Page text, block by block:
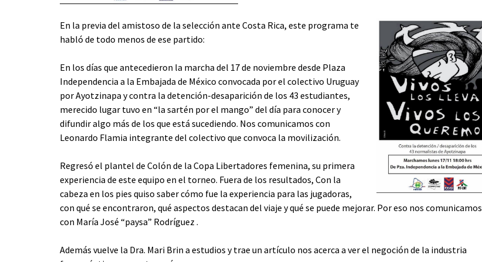
En la previa del amistoso de la selección ante Costa Rica, este programa te
habló de todo menos de ese partido:
En los días que antecedieron la marcha del 17 de noviembre desde Plaza
Independencia a la Embajada de México convocada por el colectivo Uruguay
por Ayotzinapa y contra la detención-desaparición de los 43 estudiantes,
merecido lugar tuvo en “la sartén por el mango” del día para conocer y
difundir algo más de los que está sucediendo. Nos comunicamos con
Leonardo Flamia integrante del colectivo que convoca la movilización.
Regresó el plantel de Colón de la Copa Libertadores femenina, su primera
experiencia de este equipo en el torneo. Fuera de los resultados, Con la
cabeza en los pies quiso saber cómo fue la experiencia para las jugadoras,
con qué se encontraron, qué aspectos destacan del viaje y qué se puede mejorar. Por eso nos comunicamos
con María José “paysa” Rodríguez .
Además vuelve la Dra. Mari Brin a estudios y trae un artículo nos acerca a ver el negoción de la industria